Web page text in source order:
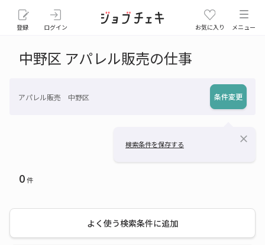
登録 ログイン お気に入り メニュー
中野区 アパレル販売の仕事
アパレル販売 中野区 条件変更
検索条件を保存する close
0件
よく使う検索条件に追加